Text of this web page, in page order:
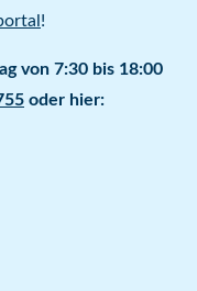
!
von 7:30 bis 18:00
oder hier: